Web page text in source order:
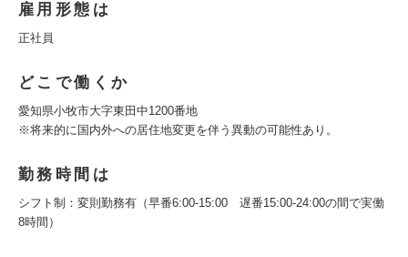
雇用形態は
正社員
どこで働くか
愛知県小牧市大字東田中1200番地
※将来的に国内外への居住地変更を伴う異動の可能性あり。
勤務時間は
シフト制：変則勤務有（早番6:00-15:00 遅番15:00-24:00の間で実働
8時間）